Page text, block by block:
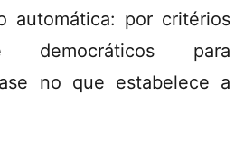
automática: por critérios
democráticos para
no que estabelece a